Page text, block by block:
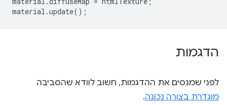
material .update();
הדגמות
לפני שמנסים את ההדגמות, חשוב לוודא שהסביבה
מוגדרת בצורה נכונה.